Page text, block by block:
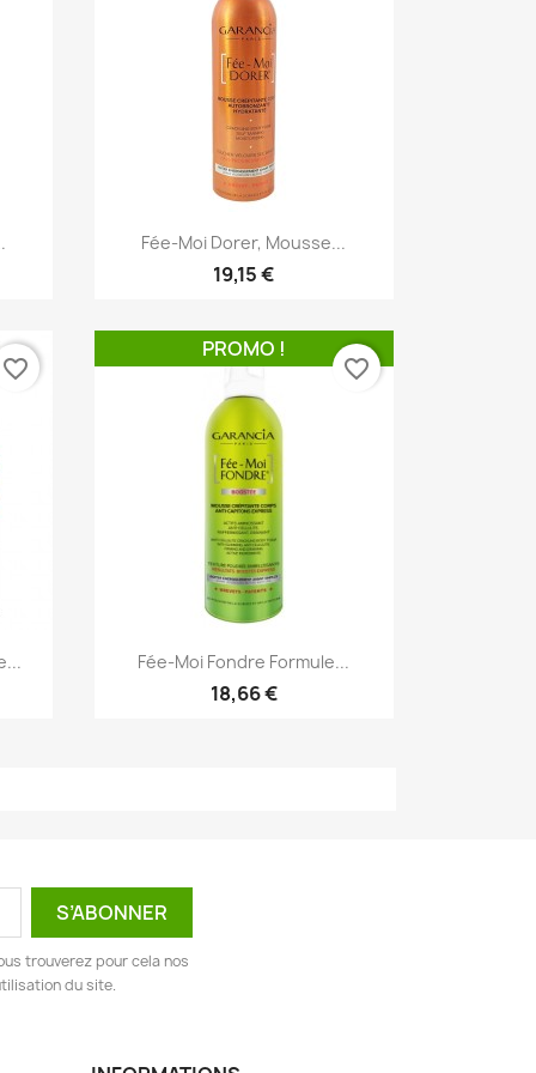
Aperçu rapide
Fée-Moi Dorer, Mousse...
19,15 €
favorite_border
Aperçu rapide
Fée-Moi Fondre Formule...
18,66 €
PROMO !
favorite_border
trouverez pour cela nos
du site.